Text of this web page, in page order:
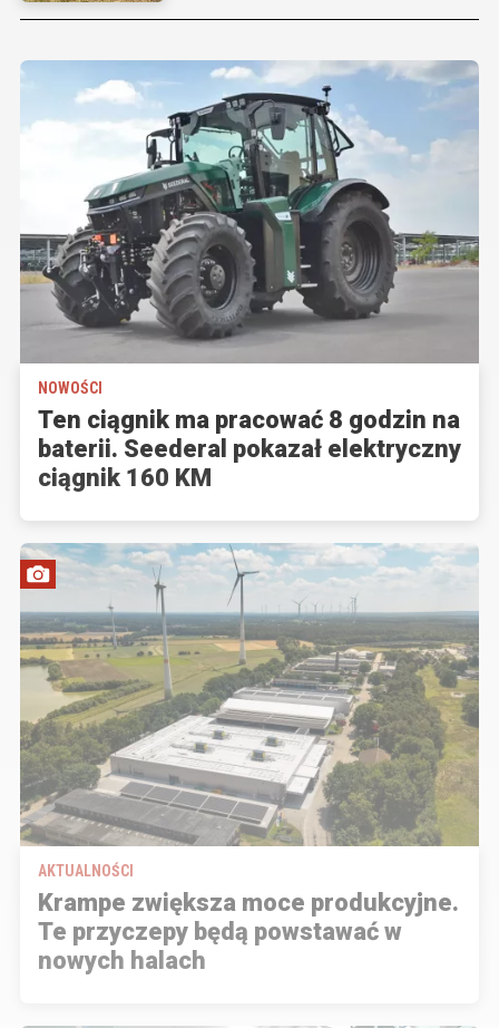
NOWOŚCI
Ten ciągnik ma pracować 8 godzin na
baterii. Seederal pokazał elektryczny
ciągnik 160 KM
AKTUALNOŚCI
Krampe zwiększa moce produkcyjne.
Te przyczepy będą powstawać w
nowych halach